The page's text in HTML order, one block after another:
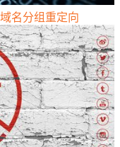
名分组重定向